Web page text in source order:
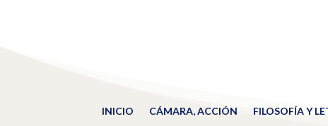
INICIO CÁMARA, ACCIÓN FILOSOFÍA Y